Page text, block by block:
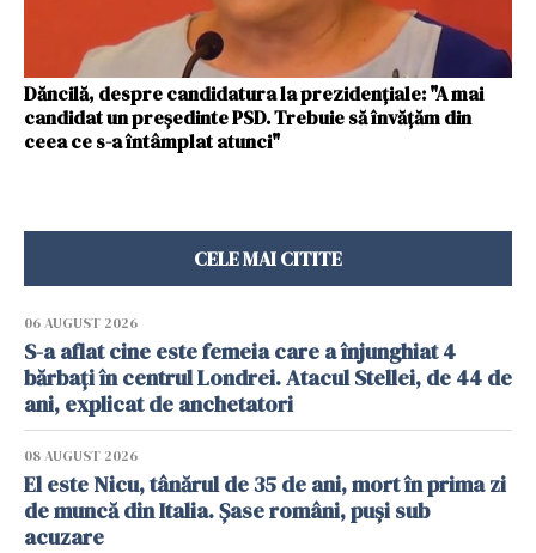
Dăncilă, despre candidatura la prezidenţiale: "A mai
candidat un preşedinte PSD. Trebuie să învăţăm din
ceea ce s-a întâmplat atunci"
CELE MAI CITITE
06 AUGUST 2026
S-a aflat cine este femeia care a înjunghiat 4
bărbați în centrul Londrei. Atacul Stellei, de 44 de
ani, explicat de anchetatori
08 AUGUST 2026
El este Nicu, tânărul de 35 de ani, mort în prima zi
de muncă din Italia. Șase români, puși sub
acuzare